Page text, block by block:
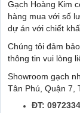
Gạch Hoàng Kim
hàng mua với số
dự án với chiết
Chúng tôi đảm
thông tin vui lòng
Showroom gạch
Tân Phú, Quận 7,
ĐT: